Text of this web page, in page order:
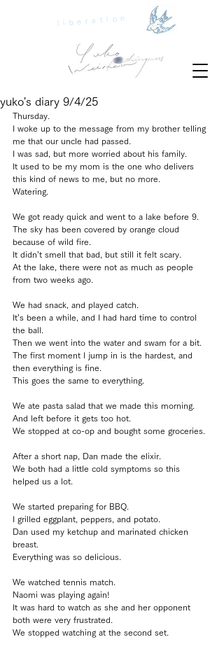
liberation
yuko's diary 9/4/25
Thursday.
I woke up to the message from my brother telling
me that our uncle had passed.
I was sad, but more worried about his family.
It used to be my mom is the one who delivers
this kind of news to me, but no more.
Watering.
We got ready quick and went to a lake before 9.
The sky has been covered by orange cloud
because of wild fire.
It didn’t smell that bad, but still it felt scary.
At the lake, there were not as much as people
from two weeks ago.
We had snack, and played catch.
It’s been a while, and I had hard time to control
the ball.
Then we went into the water and swam for a bit.
The first moment I jump in is the hardest, and
then everything is fine.
This goes the same to everything.
We ate pasta salad that we made this morning.
And left before it gets too hot.
We stopped at co-op and bought some groceries.
After a short nap, Dan made the elixir.
We both had a little cold symptoms so this
helped us a lot.
We started preparing for BBQ.
I grilled eggplant, peppers, and potato.
Dan used my ketchup and marinated chicken
breast.
Everything was so delicious.
We watched tennis match.
Naomi was playing again!
It was hard to watch as she and her opponent
both were very frustrated.
We stopped watching at the second set.